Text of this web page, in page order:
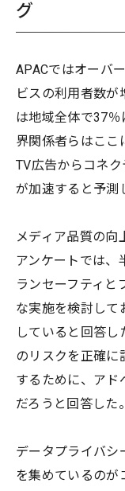
グ
APACではオーバ
ビスの利用者数
は地域全体で37
界関係者らはここ
TV広告からコネク
が加速すると予測
メディア品質の向
アンケートでは、
ランセーフティと
な実施を検討して
していると回答し
のリスクを正確に
するために、アド
だろうと回答した。
データプライバシ
を集めているのが